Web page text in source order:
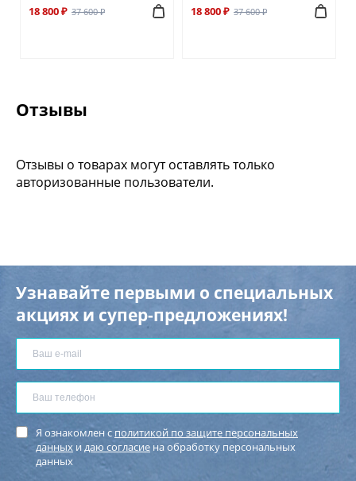
18 800 ₽ 37 600 ₽ 18 800 ₽ 37 600 ₽
Отзывы
Отзывы о товарах могут оставлять только
авторизованные пользователи.
Узнавайте первыми о специальных
акциях и супер-предложениях!
Я ознакомлен с политикой по защите персональных
данных идаю согласие на обработку персональных
данных